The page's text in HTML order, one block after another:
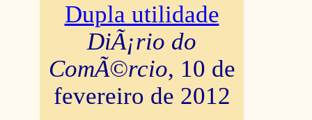
Dupla utilidade
DiÃ¡rio do
ComÃ©rcio, 10 de
fevereiro de 2012